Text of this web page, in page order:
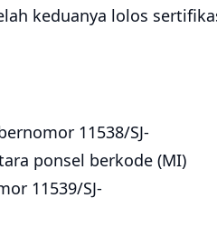
keduanya lolos
11538/SJ-
ponsel berkode (MI)
11539/SJ-